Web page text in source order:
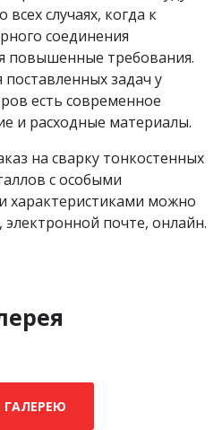
всех случаях, когда к
соединения
повышенные требования.
задач у
есть современное
и расходные материалы.
на сварку тонкостенных
с особыми
характеристиками можно
электронной почте, онлайн.
ГАЛЕРЕЮ